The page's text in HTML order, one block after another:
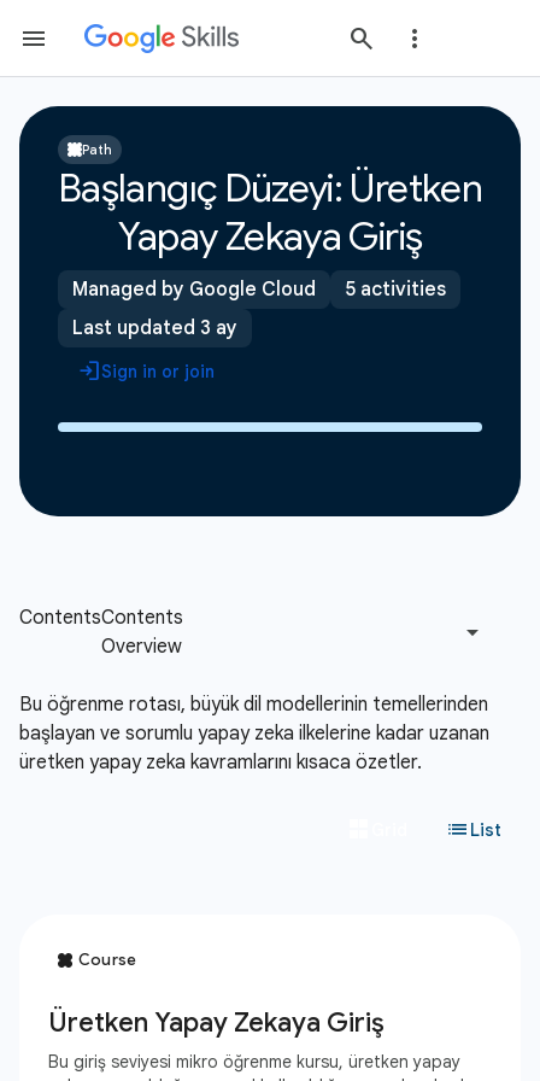
Path
Başlangıç Düzeyi: Üretken
Yapay Zekaya Giriş
Managed by Google Cloud
5 activities
Last updated 3 ay
Sign in or join
Bu öğrenme rotası, büyük dil modellerinin temellerinden
başlayan ve sorumlu yapay zeka ilkelerine kadar uzanan
üretken yapay zeka kavramlarını kısaca özetler.